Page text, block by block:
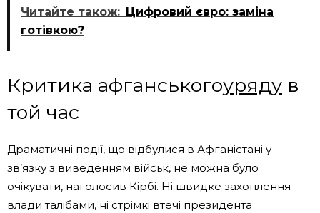
Читайте також: Цифровий євро: заміна
готівкою?
Критика афганськогоуряду в
той час
Драматичні події, що відбулися в Афганістані у
зв’язку з виведенням військ, не можна було
очікувати, наголосив Кірбі. Ні швидке захоплення
влади талібами, ні стрімкі втечі президента